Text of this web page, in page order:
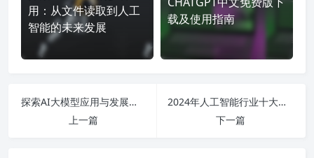
用：从文件读取到人工
智能的未来发展
载及使用指南
探索AI大模型应用与发展：从国内软件上线到实际案例分析的全景视角
上一篇
2024年人工智能行业十大潜力股与深入探索细分领域的全面分析
下一篇